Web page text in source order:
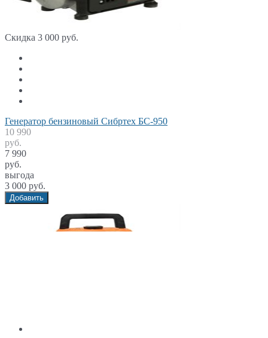
Скидка 3 000 руб.
Генератор бензиновый Сибртех БС-950
10 990
руб.
7 990
руб.
выгода
3 000 руб.
Добавить